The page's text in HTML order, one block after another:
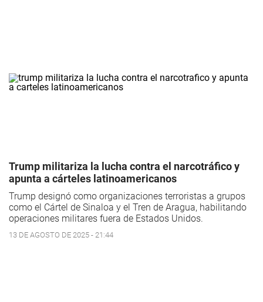
Trump militariza la lucha contra el narcotráfico y
apunta a cárteles latinoamericanos
Trump designó como organizaciones terroristas a grupos
como el Cártel de Sinaloa y el Tren de Aragua, habilitando
operaciones militares fuera de Estados Unidos.
13 DE AGOSTO DE 2025 - 21:44